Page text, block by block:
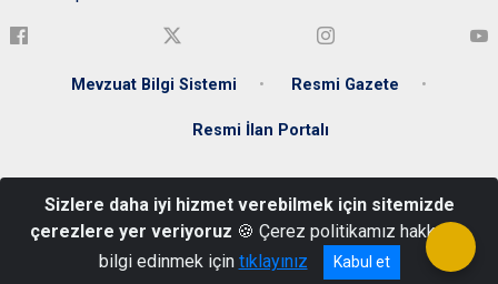
Mevzuat Bilgi Sistemi Resmi Gazete
Resmi İlan Portalı
Merkez/SİVAS
+90 346 224 44 88
Sizlere daha iyi hizmet verebilmek için sitemizde
çerezlere yer veriyoruz 🍪 Çerez politikamız hakkında
bilgi edinmek için tıklayınız Kabul et